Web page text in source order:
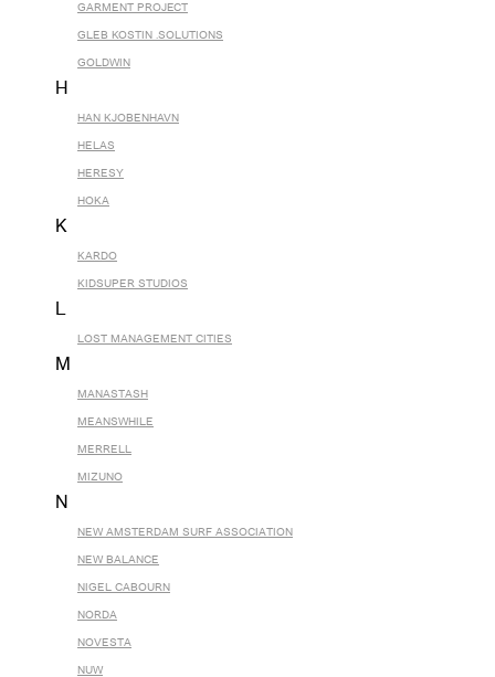
GARMENT PROJECT
GLEB KOSTIN .SOLUTIONS
GOLDWIN
H
HAN KJOBENHAVN
HELAS
HERESY
HOKA
K
KARDO
KIDSUPER STUDIOS
L
LOST MANAGEMENT CITIES
M
MANASTASH
MEANSWHILE
MERRELL
MIZUNO
N
NEW AMSTERDAM SURF ASSOCIATION
NEW BALANCE
NIGEL CABOURN
NORDA
NOVESTA
NUW